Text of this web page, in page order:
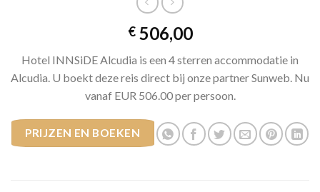
€506,00
Hotel INNSiDE Alcudia is een 4 sterren accommodatie in
Alcudia. U boekt deze reis direct bij onze partner Sunweb. Nu
vanaf EUR 506.00 per persoon.
PRIJZEN EN BOEKEN